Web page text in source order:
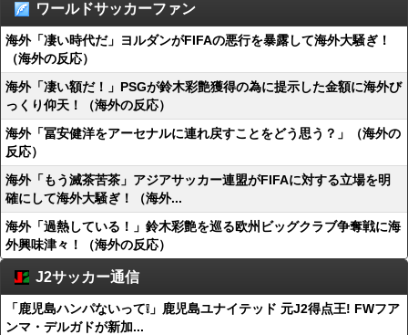
ワールドサッカーファン
海外「凄い時代だ」ヨルダンがFIFAの悪行を暴露して海外大騒ぎ！
（海外の反応）
海外「凄い額だ！」PSGが鈴木彩艶獲得の為に提示した金額に海外び
っくり仰天！（海外の反応）
海外「冨安健洋をアーセナルに連れ戻すことをどう思う？」（海外の
反応）
海外「もう滅茶苦茶」アジアサッカー連盟がFIFAに対する立場を明
確にして海外大騒ぎ！（海外...
海外「過熱している！」鈴木彩艶を巡る欧州ビッグクラブ争奪戦に海
外興味津々！（海外の反応）
J2サッカー通信
「鹿児島ハンパないって❕」鹿児島ユナイテッド 元J2得点王! FWフア
ンマ・デルガドが新加...